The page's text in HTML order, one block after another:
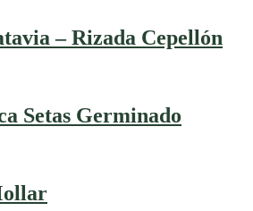
– Rizada Cepellón
Setas Germinado